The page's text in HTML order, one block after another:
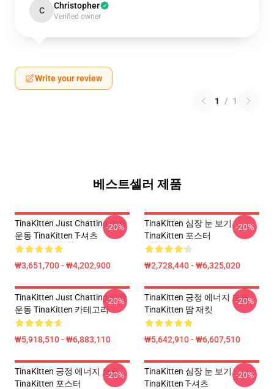
C Christopher
Verified owner
Write your review
1 / 1
베스트셀러 제품
TinaKitten Just Chatting 여왕
운동 TinaKitten T-셔츠
₩3,651,700 - ₩4,202,900
-20%
TinaKitten 심장 눈 보기
TinaKitten 포스터
₩2,728,440 - ₩6,325,020
-20%
TinaKitten Just Chatting 여왕
운동 TinaKitten 카테고리
₩5,918,510 - ₩6,883,110
-20%
TinaKitten 긍정 에너지 도표
TinaKitten 땀 재킷
₩5,642,910 - ₩6,607,510
-20%
TinaKitten 긍정 에너지 도표
TinaKitten 포스터
-20%
TinaKitten 심장 눈 보기
TinaKitten T-셔츠
-20%